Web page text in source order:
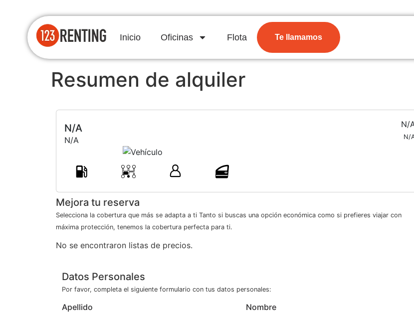
Inicio Oficinas Flota Te llamamos
Resumen de alquiler
N/A
N/A
N/
N/
Mejora tu reserva
Selecciona la cobertura que más se adapta a ti Tanto si buscas una opción económica como si prefieres viajar con
máxima protección, tenemos la cobertura perfecta para ti.
No se encontraron listas de precios.
Datos Personales
Por favor, completa el siguiente formulario con tus datos personales:
Apellido Nombre